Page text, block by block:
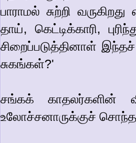
பாராமல் சுற்றி
தாய், கெட்டிக்காரி,
சிறைப்படுத்தினாள் இந்தச்
சுகங்கள்?'
சங்கக் காதலர்களின்
உலோச்சனாருக்குச்